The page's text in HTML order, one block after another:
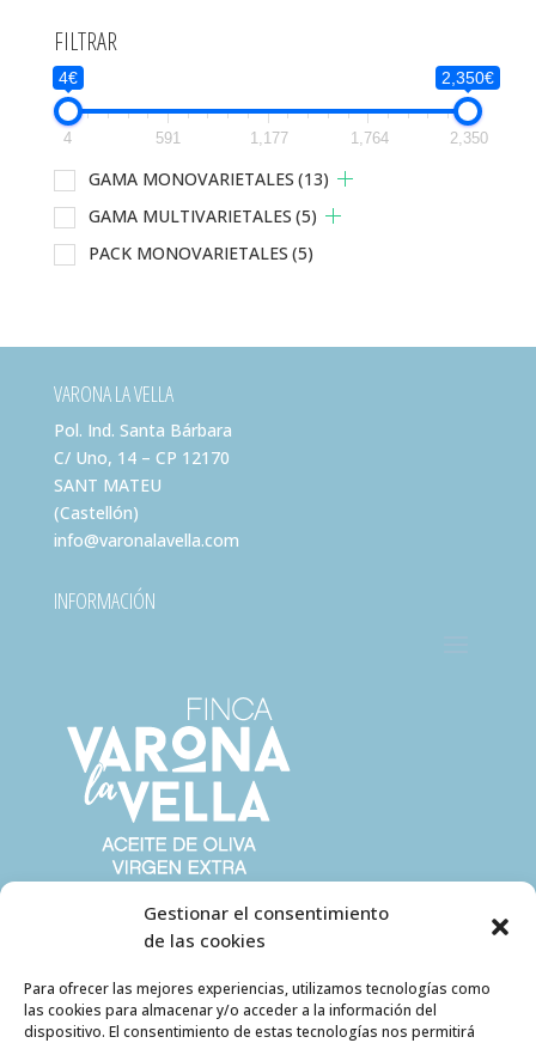
Gestionar el consentimiento
de las cookies
Para ofrecer las mejores experiencias, utilizamos tecnologías como
las cookies para almacenar y/o acceder a la información del
dispositivo. El consentimiento de estas tecnologías nos permitirá
FILTRAR
4€ 2,350€
4 591 1,177 1,764 2,350
GAMA MONOVARIETALES (13)
GAMA MULTIVARIETALES (5)
PACK MONOVARIETALES (5)
VARONA LA VELLA
Pol. Ind. Santa Bárbara
C/ Uno, 14 – CP 12170
SANT MATEU
(Castellón)
info@varonalavella.com
INFORMACIÓN